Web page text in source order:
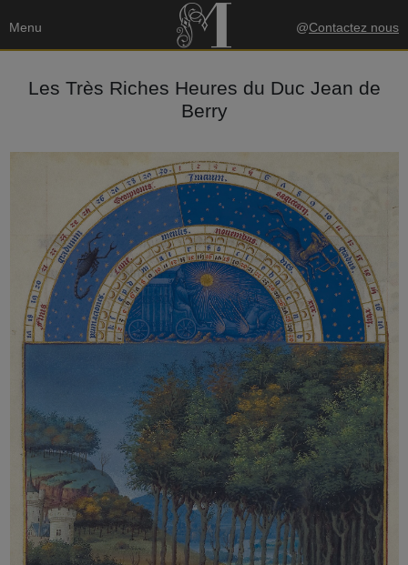
Menu @Contactez nous
Les Très Riches Heures du Duc Jean de
Berry